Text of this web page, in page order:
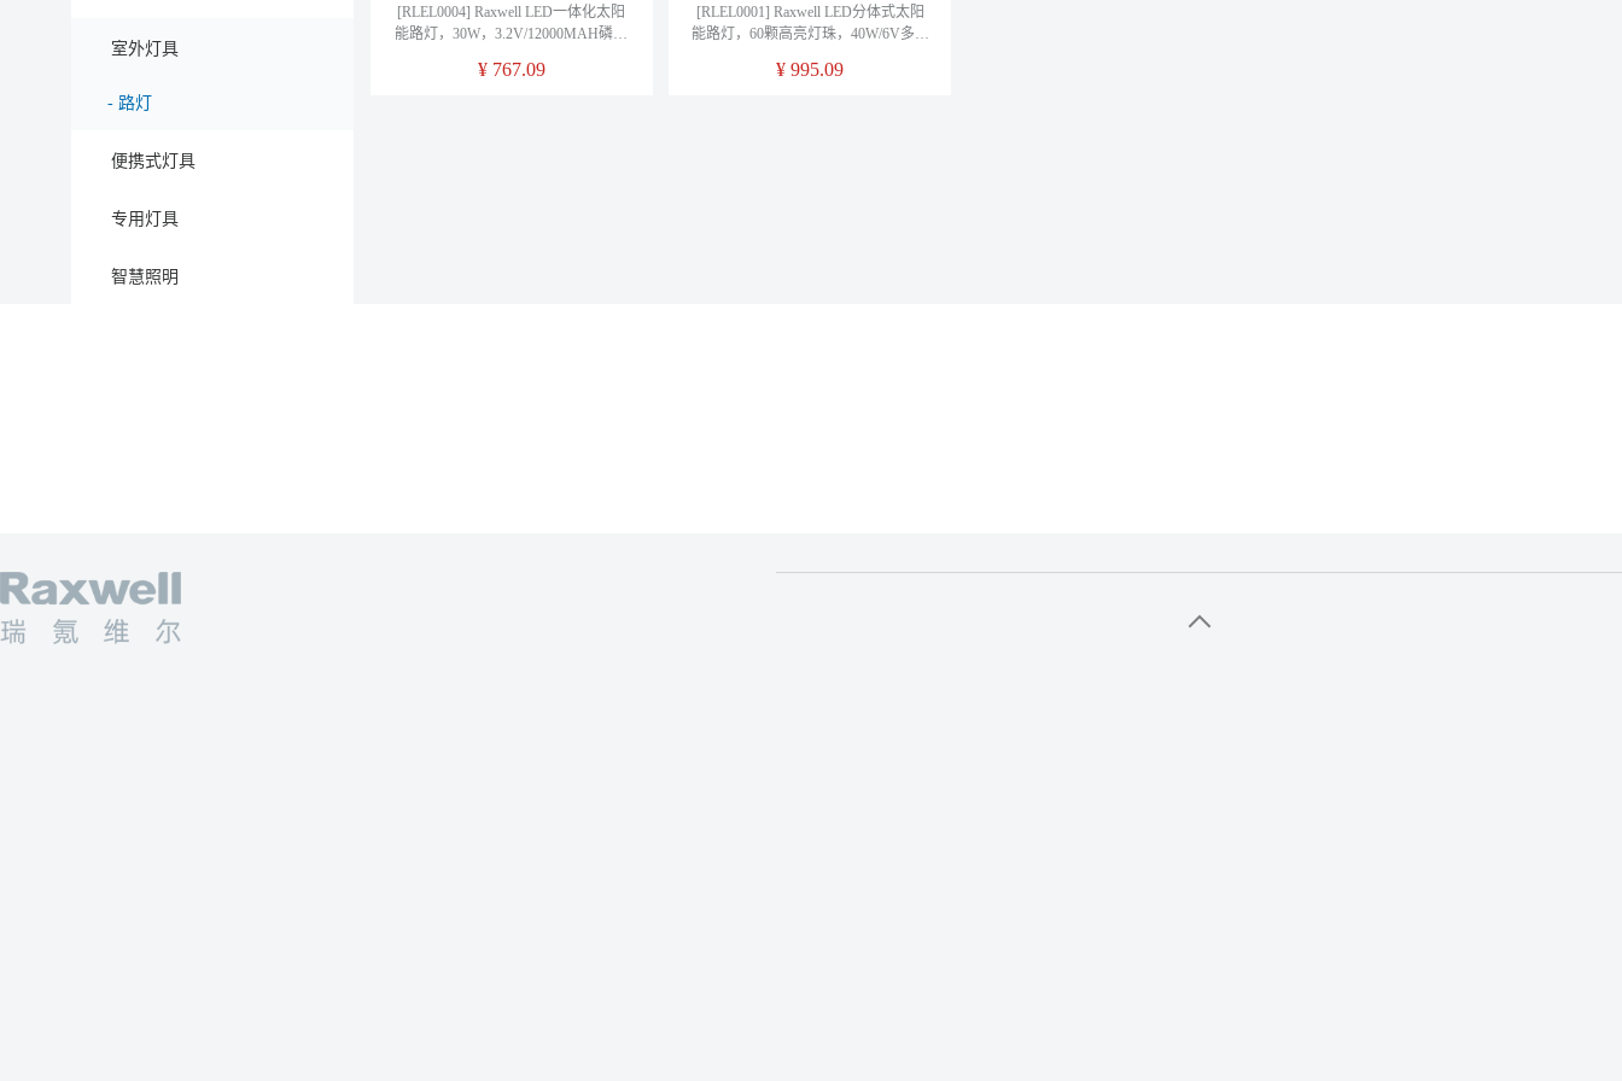
室外灯具
- 路灯
便携式灯具
专用灯具
智慧照明
[RLEL0004] Raxwell LED一体化太阳
能路灯，30W，3.2V/12000MAH磷酸
卖规格1个
¥ 767.09
[RLEL0001] Raxwell LED分体式太阳
能路灯，60颗高亮灯珠，40W/6V多晶
铁锂电池，售卖规格1个
¥ 995.09